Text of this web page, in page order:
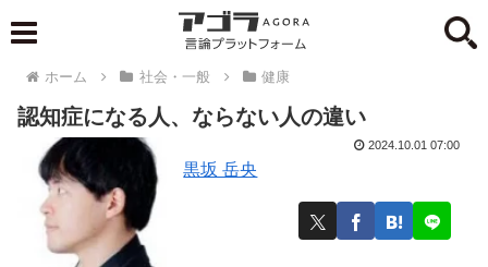
ホーム 社会・一般 健康
認知症になる人、ならない人の違い
黒坂 岳央
2024.10.01 07:00